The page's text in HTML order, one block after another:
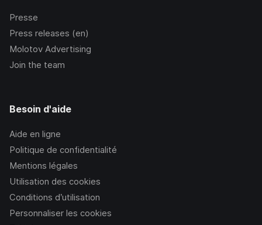
Presse
Press releases (en)
Molotov Advertising
Join the team
Besoin d'aide
Aide en ligne
Politique de confidentialité
Mentions légales
Utilisation des cookies
Conditions d’utilisation
Personnaliser les cookies